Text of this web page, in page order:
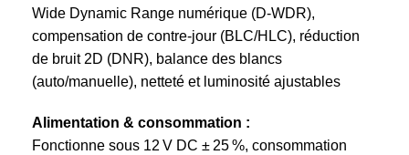
Wide Dynamic Range numérique (D-WDR),
compensation de contre-jour (BLC/HLC), réduction
de bruit 2D (DNR), balance des blancs
(auto/manuelle), netteté et luminosité ajustables
Alimentation & consommation :
Fonctionne sous 12 V DC ± 25 %, consommation